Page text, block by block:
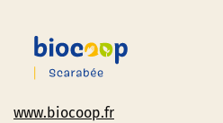
www.biocoop.fr